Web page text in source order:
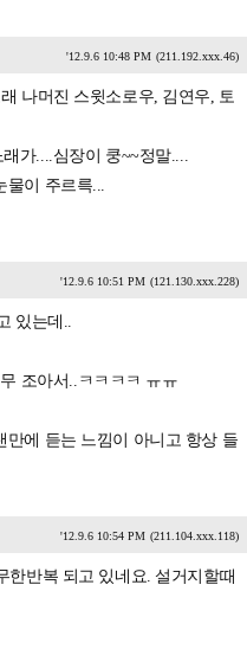
'12.9.6 10:48 PM (211.192.xxx.46)
나머진 스윗소로우, 김연우, 토
가....심장이 쿵~~정말....
물이 주르륵...
'12.9.6 10:51 PM (121.130.xxx.228)
있는데..
조아서..ㅋㅋㅋㅋ ㅠㅠ
만에 듣는 느낌이 아니고 항상 들
'12.9.6 10:54 PM (211.104.xxx.118)
한반복 되고 있네요. 설거지할때